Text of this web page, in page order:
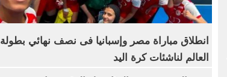
انطلاق مباراة مصر وإسبانيا فى نصف نهائي بطولة
العالم لناشئات كرة اليد